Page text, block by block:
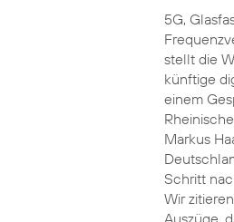
5G,
stellt die
künftige
einem
Markus
Schritt
Wir
Auszüge,